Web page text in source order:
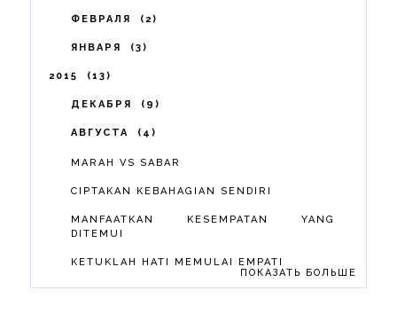
ФЕВРАЛЯ 2
ЯНВАРЯ 3
2015 13
ДЕКАБРЯ 9
АВГУСТА 4
MARAH VS SABAR
CIPTAKAN KEBAHAGIAN SENDIRI
MANFAATKAN KESEMPATAN YANG
DITEMUI
KETUKLAH HATI MEMULAI EMPATI
ПОКАЗАТЬ БОЛЬШЕ